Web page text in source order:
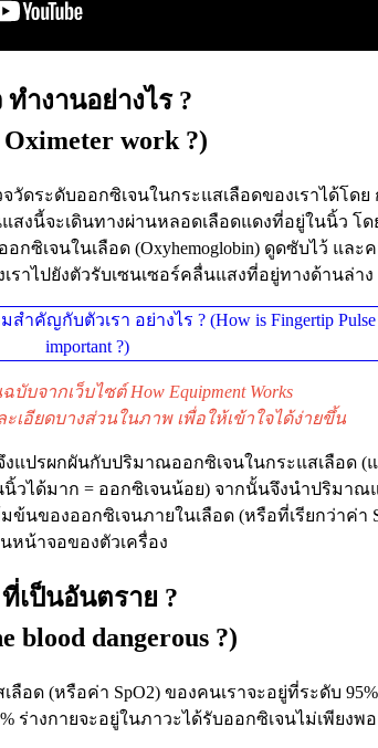
ำงานอย่างไร ?
Oximeter work ?)
วัดระดับออกซิเจนในกระแสเลือดของเราได้โดย
สงนี้จะเดินทางผ่านหลอดเลือดแดงที่อยู่ในนิ้ว โ
ซิเจนในเลือด (Oxyhemoglobin) ดูดซับไว้ และ
าไปยังตัวรับเซนเซอร์คลื่นแสงที่อยู่ทางด้านล่าง
จากเว็บไซต์ How Equipment Works
ะเอียดบางส่วนในภาพ เพื่อให้เข้าใจได้ง่ายขึ้น
แปรผกผันกับปริมาณออกซิเจนในกระแสเลือด (
นิ้วได้มาก = ออกซิเจนน้อย) จากนั้นจึงนำปริมา
นของออกซิเจนภายในเลือด (หรือที่เรียกว่าค่า
หน้าจอของตัวเครื่อง
เป็นอันตราย ?
blood dangerous ?)
อด (หรือค่า SpO2) ของคนเราจะอยู่ที่ระดับ
ร่างกายจะอยู่ในภาวะได้รับออกซิเจนไม่เพียงพ